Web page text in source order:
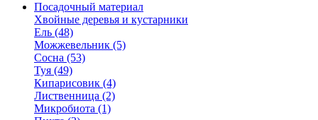
Посадочный материал
Хвойные деревья и кустарники
Ель (48)
Можжевельник (5)
Сосна (53)
Туя (49)
Кипарисовик (4)
Лиственница (2)
Микробиота (1)